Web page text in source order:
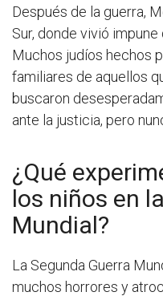
Después de la guerra,
Sur, donde vivió
Muchos judíos hechos
familiares de aquellos
buscaron
ante la justicia, pero
¿Qué
los niños en
Mundial?
La Segunda Guerra
muchos horrores y